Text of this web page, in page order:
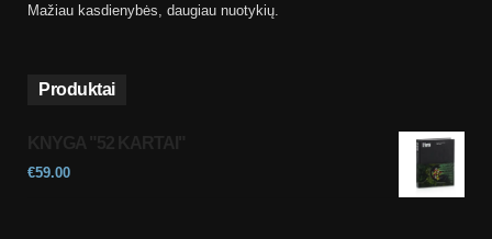
Mažiau kasdienybės, daugiau nuotykių.
Produktai
€59.00